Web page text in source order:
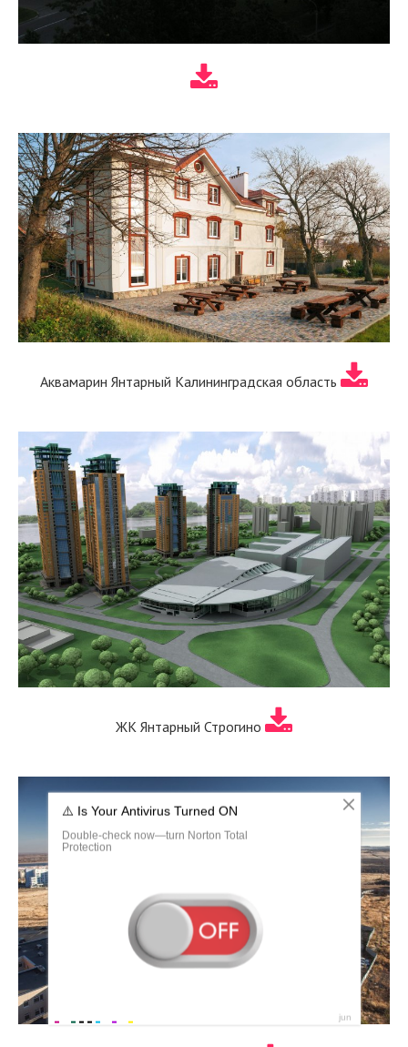
Аквамарин Янтарный Калининградская область
ЖК Янтарный Строгино